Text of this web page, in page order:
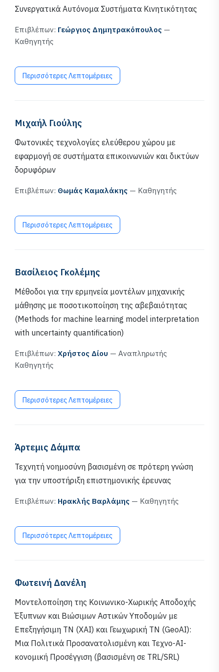
Συνεργατικά Αυτόνομα Συστήματα Κινητικότητας
Επιβλέπων: Γεώργιος Δημητρακόπουλος —
Καθηγητής
Περισσότερες Λεπτομέρειες
Μιχαήλ Γιούλης
Φωτονικές τεχνολογίες ελεύθερου χώρου με
εφαρμογή σε συστήματα επικοινωνιών και δικτύων
δορυφόρων
Επιβλέπων: Θωμάς Καμαλάκης — Καθηγητής
Περισσότερες Λεπτομέρειες
Βασίλειος Γκολέμης
Μέθοδοι για την ερμηνεία μοντέλων μηχανικής
μάθησης με ποσοτικοποίηση της αβεβαιότητας
(Methods for machine learning model interpretation
with uncertainty quantification)
Επιβλέπων: Χρήστος Δίου — Αναπληρωτής
Καθηγητής
Περισσότερες Λεπτομέρειες
Άρτεμις Δάμπα
Τεχνητή νοημοσύνη βασισμένη σε πρότερη γνώση
για την υποστήριξη επιστημονικής έρευνας
Επιβλέπων: Ηρακλής Βαρλάμης — Καθηγητής
Περισσότερες Λεπτομέρειες
Φωτεινή Δανέλη
Μοντελοποίηση της Κοινωνικο-Χωρικής Αποδοχής
Έξυπνων και Βιώσιμων Αστικών Υποδομών με
Επεξηγήσιμη ΤΝ (XAI) και Γεωχωρική ΤΝ (GeoAI):
Μια Πολιτικά Προσανατολισμένη και Τεχνο-ΑΙ-
κονομική Προσέγγιση (βασισμένη σε TRL/SRL)